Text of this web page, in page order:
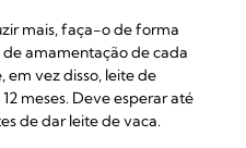
mais, faça-o de forma
amamentação de cada
em vez disso, leite de
meses. Deve esperar até
de dar leite de vaca.